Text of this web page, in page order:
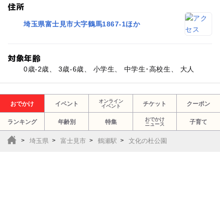
住所
埼玉県富士見市大字鶴馬1867-1ほか
対象年齢
0歳-2歳、 3歳-6歳、 小学生、 中学生･高校生、 大人
おでかけ イベント
オンライン
イベント
チケット クーポン
ランキング 年齢別 特集
おでかけ
ニュース
子育て
埼玉県 富士見市 鶴瀬駅 文化の杜公園